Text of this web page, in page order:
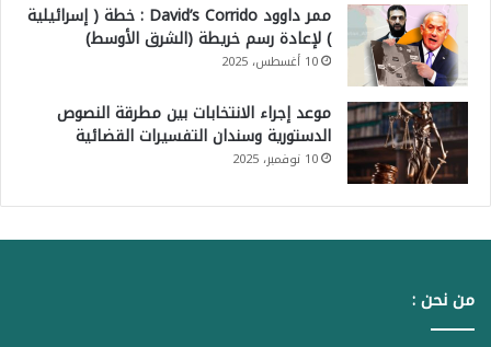
ممر داوود David’s Corrido : خطة ( إسرائيلية
) لإعادة رسم خريطة (الشرق الأوسط)
10 أغسطس، 2025
موعد إجراء الانتخابات بين مطرقة النصوص
الدستورية وسندان التفسيرات القضائية
10 نوفمبر، 2025
من نحن :